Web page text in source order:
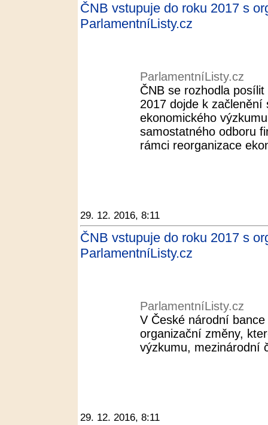
ČNB vstupuje do roku 2017 s
ParlamentníListy.cz
ParlamentníListy.cz
ČNB se rozhodla
2017 dojde k
ekonomického
samostatného odboru
rámci reorganizace
29. 12. 2016, 8:11
ČNB vstupuje do roku 2017 s
ParlamentníListy.cz
ParlamentníListy.cz
V České národní
organizační změny,
výzkumu, mezinárodní
29. 12. 2016, 8:11